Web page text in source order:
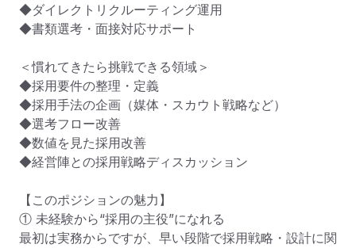
◆ダイレクトリクルーティング運用
◆書類選考・面接対応サポート
＜慣れてきたら挑戦できる領域＞
◆採用要件の整理・定義
◆採用手法の企画（媒体・スカウト戦略など）
◆選考フロー改善
◆数値を見た採用改善
◆経営陣との採用戦略ディスカッション
【このポジションの魅力】
① 未経験から“採用の主役”になれる
最初は実務からですが、早い段階で採用戦略・設計に関